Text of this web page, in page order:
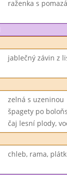
raženka s
jablečný závin z
zelná s uzeninou
špagety po
čaj lesní plody,
chleb, rama,